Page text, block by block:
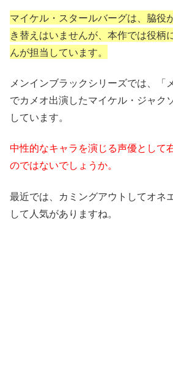
マイケル・スタールバーグは、脇役
き替えはいませんが、本作では役柄
んが担当しています。
メンインブラックシリーズでは、
でカメオ出演したマイケル・ジャク
しています。
中性的なキャラを演じる声優として
のではないでしょうか。
最近では、カミングアウトしてオネ
して人気がありますね。